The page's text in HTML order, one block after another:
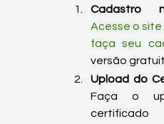
Cadastro
Acesse o site
faça seu
versão
Upload do
Faça o